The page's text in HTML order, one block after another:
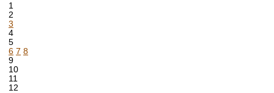
1
2
3
4
5
6 7 8
9
10
11
12